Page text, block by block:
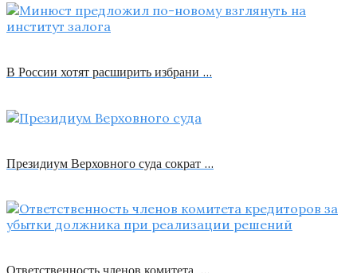
В России хотят расширить избрани …
Президиум Верховного суда сократ …